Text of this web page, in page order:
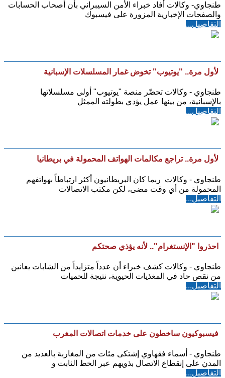
طنجاوي- وكالات أفاد خبراء الأمن السيبراني بأن أصحاب الحسابات
والصفحات الإخبارية المزورة على فيسبوك
التفاصيل...
لأول مرة.. "يوتيوب" تخوض غمار المسلسلات الإسبانية
طنجاوي - وكالات تحضّر منصة "يوتيوب" أولى مسلسلاتها
بالإسبانية، من بينها عمل يؤدي بطولته الممثل
التفاصيل...
لأول مرة.. تراجع مكالمات الهواتف المحمولة في بريطانيا
طنجاوي - وكالات ربما كان البريطانيون أكثر ارتباطاً بهواتفهم
المحمولة من أي وقت مضى، لكن مكتب الاتصالات
التفاصيل...
احذروا "الإنستغرام".. لأنه يؤذي صحتكم
طنجاوي - وكالات كشف خبراء أن عدداً متزايداً من الشابات يعانين
من نقص حاد في المغذيات الحيوية، نتيجة للحميات
التفاصيل...
فيسبوكيون ساخطون على خدمات اتصالات المغرب
طنجاوي - أسماء فقهاوي إشتكى مئات من المغاربة بالعديد من
المدن على إنقطاع الاتصال بذويهم عبر الخط الثابت و
التفاصيل...